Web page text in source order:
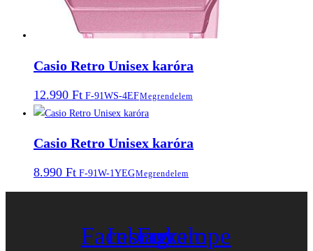
Casio Retro Unisex karóra
12.990 Ft F-91WS-4EFMegrendelem
Casio Retro Unisex karóra
8.990 Ft F-91W-1YEGMegrendelem
Facebook
Instagram
Envelope